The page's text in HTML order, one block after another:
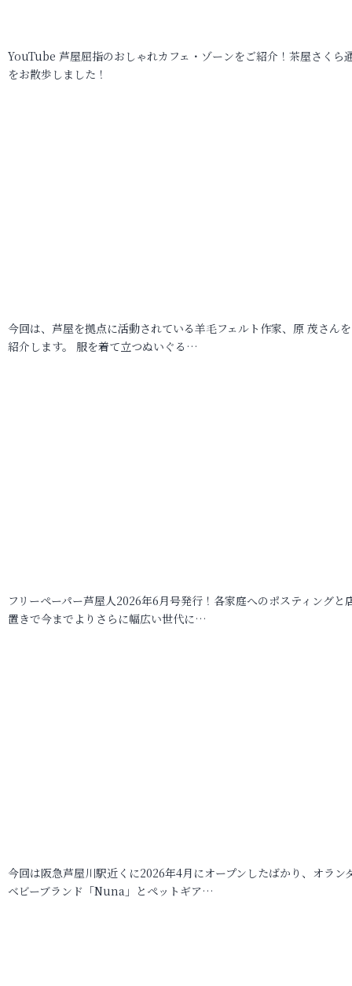
YouTube 芦屋屈指のおしゃれカフェ・ゾーンをご紹介！茶屋さくら
をお散歩しました！
今回は、芦屋を拠点に活動されている羊毛フェルト作家、原 茂さん
紹介します。 服を着て立つぬいぐる…
フリーペーパー芦屋人2026年6月号発行！各家庭へのポスティングと
置きで今までよりさらに幅広い世代に…
今回は阪急芦屋川駅近くに2026年4月にオープンしたばかり、オラン
ベビーブランド「Nuna」とペットギア…